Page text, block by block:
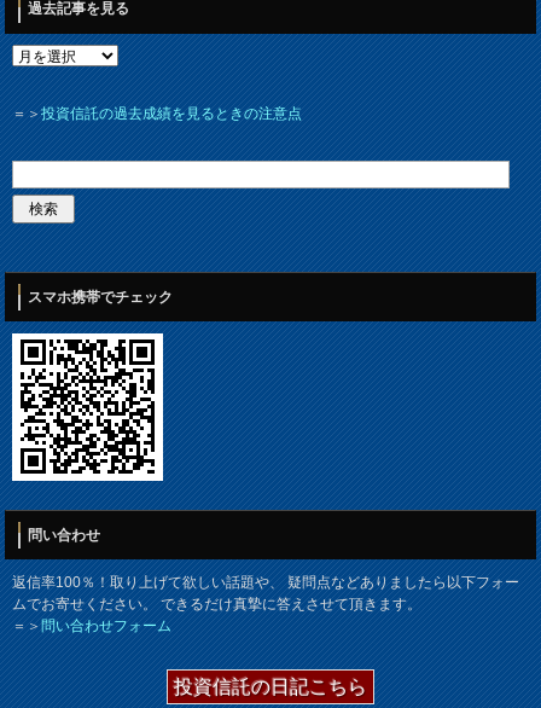
過去記事を見る
＝＞投資信託の過去成績を見るときの注意点
スマホ携帯でチェック
問い合わせ
返信率100％！取り上げて欲しい話題や、 疑問点などありましたら以下フォー
ムでお寄せください。 できるだけ真摯に答えさせて頂きます。
＝＞問い合わせフォーム
投資信託の日記こちら